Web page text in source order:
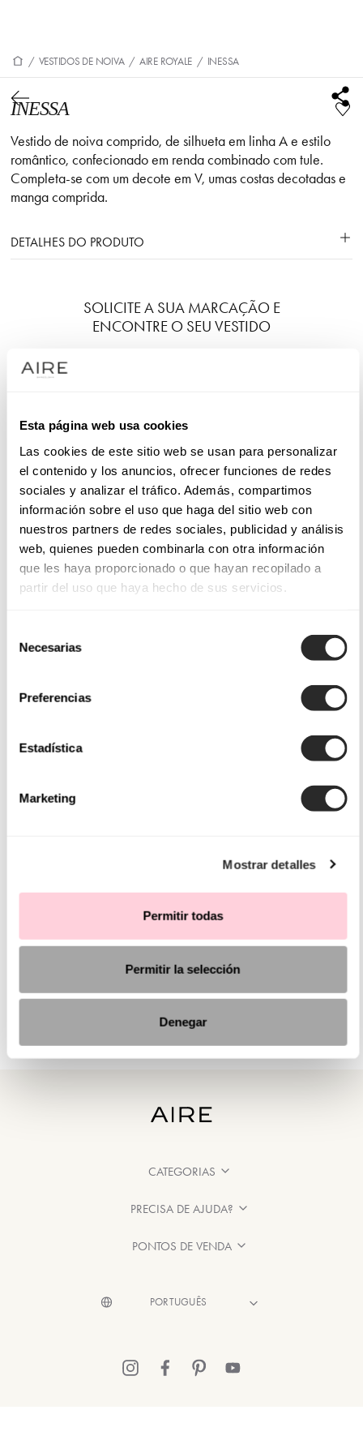
Esta página web usa cookies
Las cookies de este sitio web se usan para personalizar
el contenido y los anuncios, ofrecer funciones de redes
sociales y analizar el tráfico. Además, compartimos
información sobre el uso que haga del sitio web con
nuestros partners de redes sociales, publicidad y análisis
web, quienes pueden combinarla con otra información
que les haya proporcionado o que hayan recopilado a
partir del uso que haya hecho de sus servicios.
Necesarias
Preferencias
Estadística
Marketing
Mostrar detalles
Permitir todas
Permitir la selección
Denegar
/ VESTIDOS DE NOIVA / AIRE ROYALE / INESSA
INESSA
Vestido de noiva comprido, de silhueta em linha A e estilo
romântico, confecionado em renda combinado com tule.
Completa-se com um decote em V, umas costas decotadas e
manga comprida.
DETALHES DO PRODUTO
SOLICITE A SUA MARCAÇÃO E
ENCONTRE O SEU VESTIDO
CATEGORIAS
PRECISA DE AJUDA?
PONTOS DE VENDA